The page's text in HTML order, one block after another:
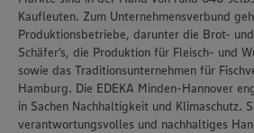
Kaufleuten. Zum Unternehmensverbund
Produktionsbetriebe, darunter die Brot-
Schäfer’s, die Produktion für Fleisch- und
sowie das Traditionsunternehmen für
Hamburg. Die EDEKA Minden-Hannover
in Sachen Nachhaltigkeit und Klimaschutz.
verantwortungsvolles und nachhaltiges